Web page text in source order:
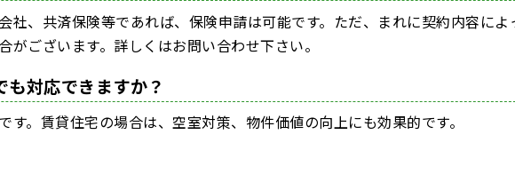
社、共済保険等であれば、保険申請は可能です。ただ、まれに契約内容によ
がございます。詳しくはお問い合わせ下さい。
対応できますか？
す。賃貸住宅の場合は、空室対策、物件価値の向上にも効果的です。